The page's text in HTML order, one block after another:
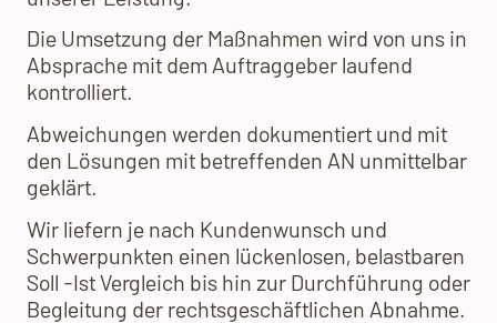
Die Umsetzung der Maßnahmen wird von uns in
Absprache mit dem Auftraggeber laufend
kontrolliert.
Abweichungen werden dokumentiert und mit
den Lösungen mit betreffenden AN unmittelbar
geklärt.
Wir liefern je nach Kundenwunsch und
Schwerpunkten einen lückenlosen, belastbaren
Soll -Ist Vergleich bis hin zur Durchführung oder
Begleitung der rechtsgeschäftlichen Abnahme.